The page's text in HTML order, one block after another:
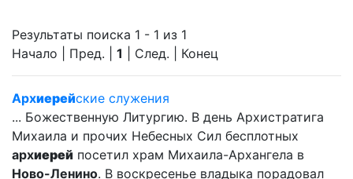
Результаты поиска 1 - 1 из 1
Начало | Пред. | 1 | След. | Конец
Архиерейские служения
... Божественную Литургию. В день Архистратига
Михаила и прочих Небесных Сил бесплотных
архиерей посетил храм Михаила-Архангела в
Ново-Ленино. В воскресенье владыка порадовал